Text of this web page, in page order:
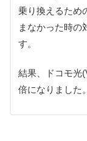
乗り換えるため
まなかった時の
す。
結果、ドコモ光
倍になりました。